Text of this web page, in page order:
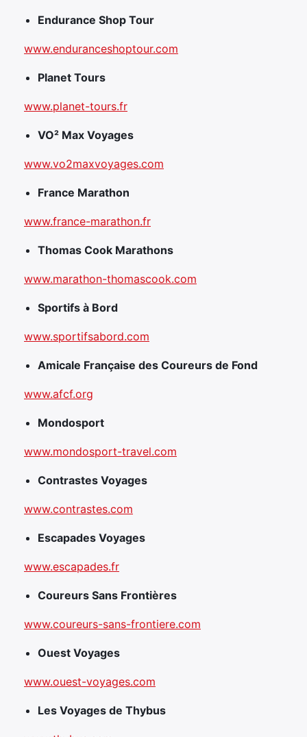
Endurance Shop Tour
www.enduranceshoptour.com
Planet Tours
www.planet-tours.fr
VO² Max Voyages
www.vo2maxvoyages.com
France Marathon
www.france-marathon.fr
Thomas Cook Marathons
www.marathon-thomascook.com
Sportifs à Bord
www.sportifsabord.com
Amicale Française des Coureurs de Fond
www.afcf.org
Mondosport
www.mondosport-travel.com
Contrastes Voyages
www.contrastes.com
Escapades Voyages
www.escapades.fr
Coureurs Sans Frontières
www.coureurs-sans-frontiere.com
Ouest Voyages
www.ouest-voyages.com
Les Voyages de Thybus